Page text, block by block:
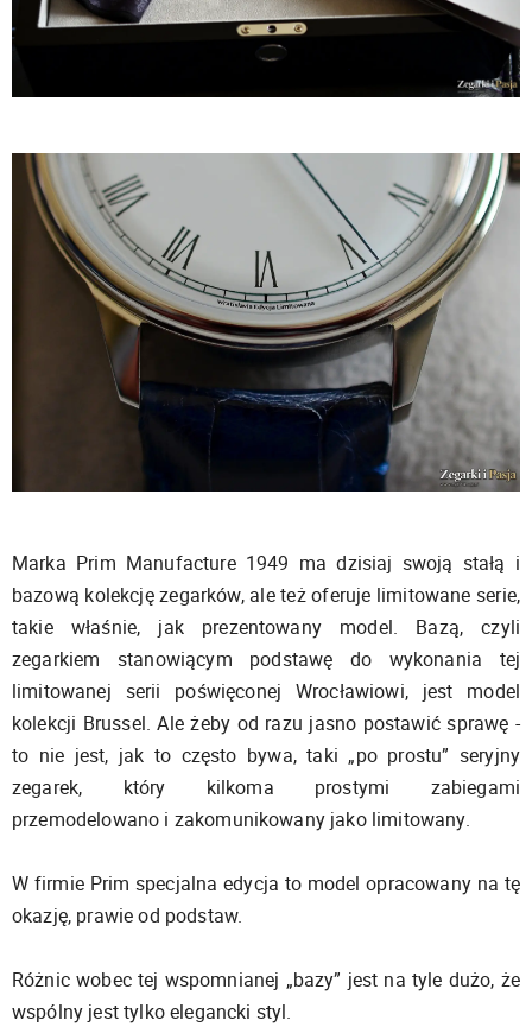
Marka Prim Manufacture 1949 ma dzisiaj swoją stałą i
bazową kolekcję zegarków, ale też oferuje limitowane serie,
takie właśnie, jak prezentowany model. Bazą, czyli
zegarkiem stanowiącym podstawę do wykonania tej
limitowanej serii poświęconej Wrocławiowi, jest model
kolekcji Brussel. Ale żeby od razu jasno postawić sprawę -
to nie jest, jak to często bywa, taki „po prostu” seryjny
zegarek, który kilkoma prostymi zabiegami
przemodelowano i zakomunikowany jako limitowany.
W firmie Prim specjalna edycja to model opracowany na tę
okazję, prawie od podstaw.
Różnic wobec tej wspomnianej „bazy” jest na tyle dużo, że
wspólny jest tylko elegancki styl.